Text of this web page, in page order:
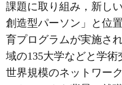
課題に取り組み，新し
創造型パーソン」と位
育プログラムが実施さ
域の135大学などと学術
世界規模のネットワー